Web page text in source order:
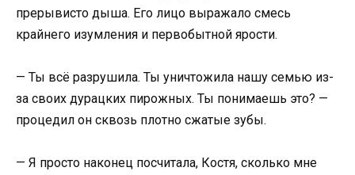
прерывисто дыша. Его лицо выражало смесь
крайнего изумления и первобытной ярости.
— Ты всё разрушила. Ты уничтожила нашу семью из-
за своих дурацких пирожных. Ты понимаешь это? —
процедил он сквозь плотно сжатые зубы.
— Я просто наконец посчитала, Костя, сколько мне